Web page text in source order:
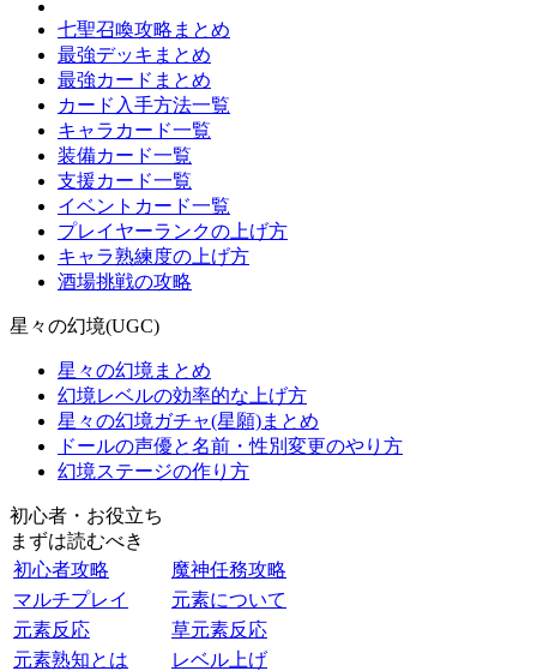
七聖召喚攻略まとめ
最強デッキまとめ
最強カードまとめ
カード入手方法一覧
キャラカード一覧
装備カード一覧
支援カード一覧
イベントカード一覧
プレイヤーランクの上げ方
キャラ熟練度の上げ方
酒場挑戦の攻略
星々の幻境(UGC)
星々の幻境まとめ
幻境レベルの効率的な上げ方
星々の幻境ガチャ(星願)まとめ
ドールの声優と名前・性別変更のやり方
幻境ステージの作り方
初心者・お役立ち
まずは読むべき
初心者攻略
魔神任務攻略
マルチプレイ
元素について
元素反応
草元素反応
元素熟知とは
レベル上げ